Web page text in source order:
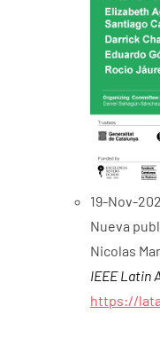
19-Nov-
Nueva
Nicolas
IEEE Latin
https://